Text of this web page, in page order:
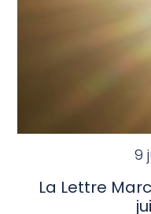
9
La Lettre